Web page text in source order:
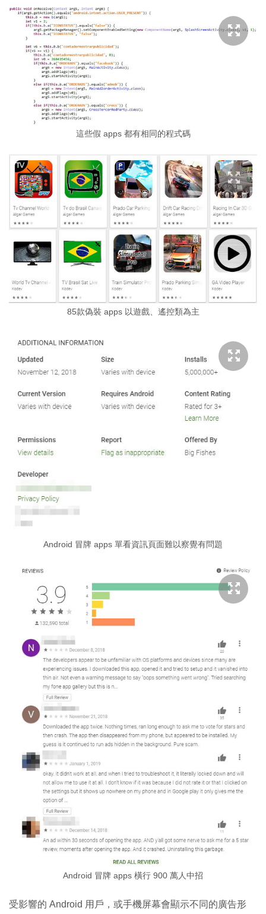
這些假 apps 都有相同的程式碼
85款偽裝 apps 以遊戲、遙控類為主
Android 冒牌 apps 單看資訊頁面難以察覺有問題
Android 冒牌 apps 橫行 900 萬人中招
受影響的 Android 用戶，或手機屏幕會顯示不同的廣告形